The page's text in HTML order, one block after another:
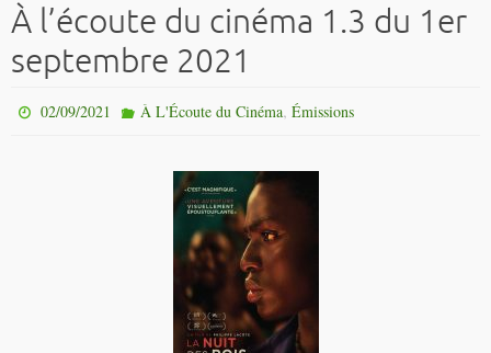
À l’écoute du cinéma 1.3 du 1er
septembre 2021
02/09/2021 À L'Écoute du Cinéma, Émissions